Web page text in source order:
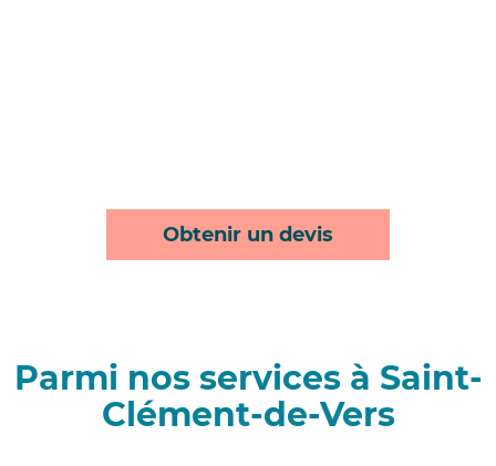
Obtenir un devis
Parmi nos services à Saint-
Clément-de-Vers